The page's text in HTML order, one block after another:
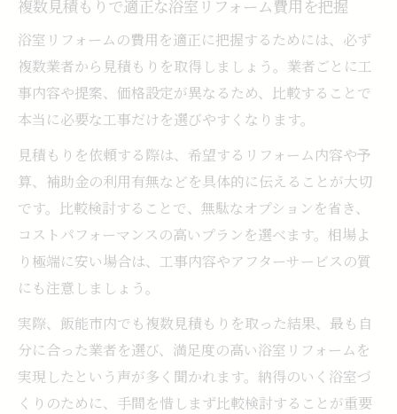
複数見積もりで適正な浴室リフォーム費用を把握
浴室リフォームの費用を適正に把握するためには、必ず
複数業者から見積もりを取得しましょう。業者ごとに工
事内容や提案、価格設定が異なるため、比較することで
本当に必要な工事だけを選びやすくなります。
見積もりを依頼する際は、希望するリフォーム内容や予
算、補助金の利用有無などを具体的に伝えることが大切
です。比較検討することで、無駄なオプションを省き、
コストパフォーマンスの高いプランを選べます。相場よ
り極端に安い場合は、工事内容やアフターサービスの質
にも注意しましょう。
実際、飯能市内でも複数見積もりを取った結果、最も自
分に合った業者を選び、満足度の高い浴室リフォームを
実現したという声が多く聞かれます。納得のいく浴室づ
くりのために、手間を惜しまず比較検討することが重要